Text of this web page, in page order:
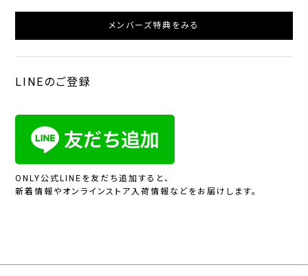
メンバーズ特典をみる
LINEのご登録
ONLY公式LINEを友だち追加すると、
新着情報やオンラインストア入荷情報などをお届けします。